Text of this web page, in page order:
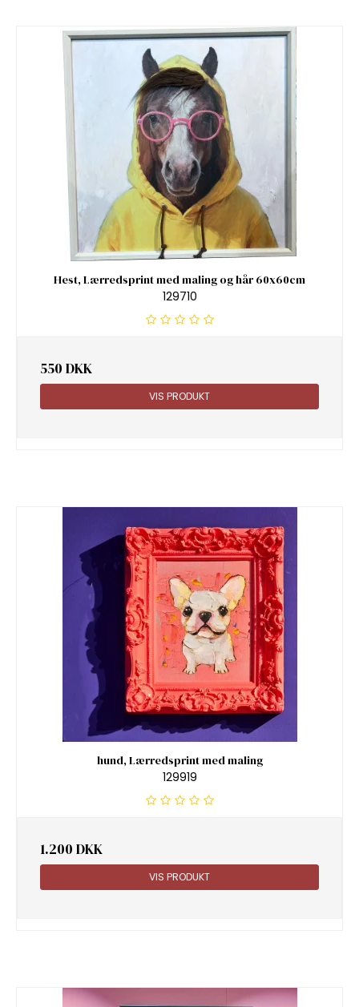
Hest, Lærredsprint med maling og hår 60x60cm
129710
550 DKK
VIS PRODUKT
hund, Lærredsprint med maling
129919
1.200 DKK
VIS PRODUKT